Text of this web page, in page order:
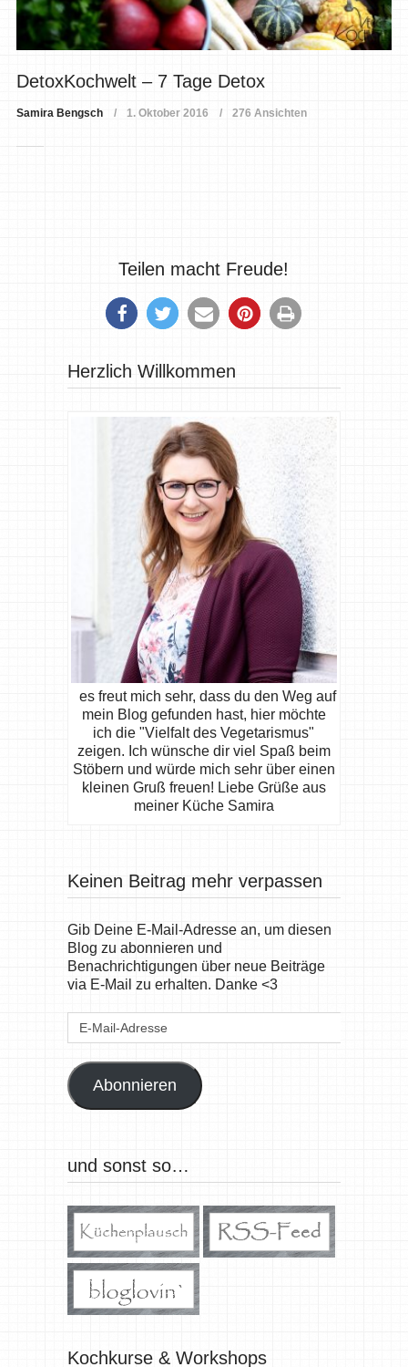
DetoxKochwelt – 7 Tage Detox
Samira Bengsch 1. Oktober 2016 276 Ansichten
Teilen macht Freude!
Herzlich Willkommen
es freut mich sehr, dass du den Weg auf
mein Blog gefunden hast, hier möchte
ich die "Vielfalt des Vegetarismus"
zeigen. Ich wünsche dir viel Spaß beim
Stöbern und würde mich sehr über einen
kleinen Gruß freuen! Liebe Grüße aus
meiner Küche Samira
Keinen Beitrag mehr verpassen
Gib Deine E-Mail-Adresse an, um diesen
Blog zu abonnieren und
Benachrichtigungen über neue Beiträge
via E-Mail zu erhalten. Danke <3
E-
Abonnieren
und sonst so…
Kochkurse & Workshops